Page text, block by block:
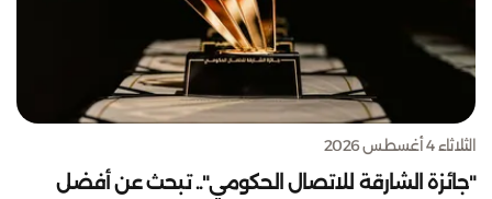
الثلاثاء 4 أغسطس 2026
"جائزة الشارقة للاتصال الحكومي".. تبحث عن أفضل